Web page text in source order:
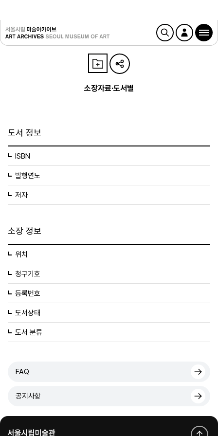
소장자료·도서별
도서 정보
ISBN
발행연도
저자
소장 정보
위치
청구기호
등록번호
도서상태
도서 분류
FAQ
공지사항